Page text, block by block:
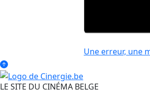
Une erreur, une
LE SITE DU CINÉMA BELGE